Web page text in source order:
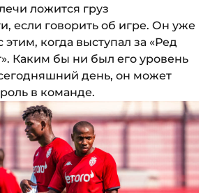
ложится груз
если говорить об игре. Он уже
когда выступал за «Ред
Каким бы ни был его уровень
день, он может
в команде.